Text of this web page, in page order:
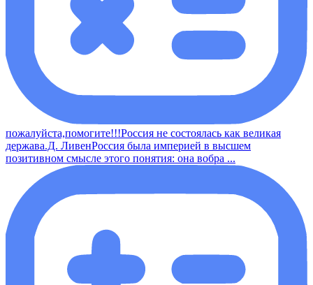
пожалуйста,помогите!!!Россия не состоялась как великая
держава.Д. ЛивенРоссия была империей в высшем
позитивном смысле этого понятия: она вобра ...